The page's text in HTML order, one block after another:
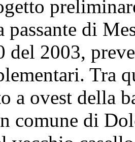
preliminare
passante di
2003,
Tra
a ovest della
comune di